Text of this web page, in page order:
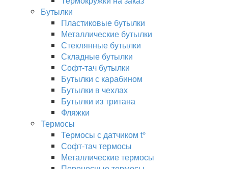
Бутылки
Пластиковые бутылки
Металлические бутылки
Стеклянные бутылки
Складные бутылки
Софт-тач бутылки
Бутылки с карабином
Бутылки в чехлах
Бутылки из тритана
Фляжки
Термосы
Термосы с датчиком t°
Софт-тач термосы
Металлические термосы